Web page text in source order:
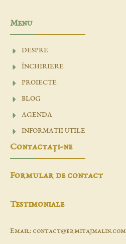
Menu
DESPRE
ÎNCHIRIERE
PROIECTE
BLOG
AGENDA
INFORMATII UTILE
Contactaţi-ne
Formular de contact
Testimoniale
Email: contact@ermitajmalin.com